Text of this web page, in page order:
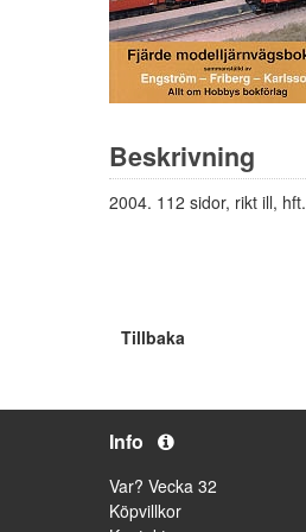
Beskrivning
2004. 112 sidor, rikt ill, hft.
Tillbaka
Info
Var? Vecka 32
Köpvillkor